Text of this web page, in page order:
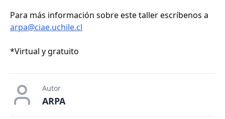
Para más información sobre este taller escríbenos a
arpa@ciae.uchile.cl
*Virtual y gratuito
Autor
ARPA